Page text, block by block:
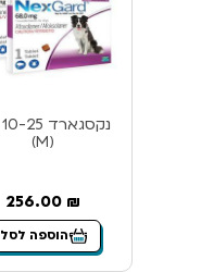
(M)
256.00 ₪
הוספה לסל